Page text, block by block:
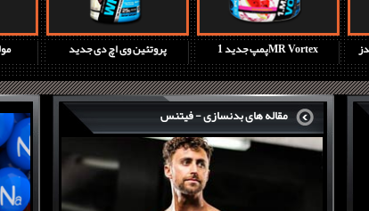
پروتئین پمپ جدید 1MR Vortex آمینو اسید کارنیور ماسل مدز
مقاله های بدنسازی - فیتنس